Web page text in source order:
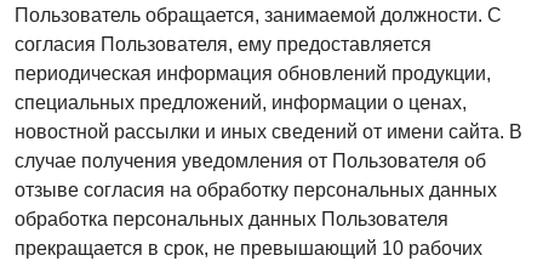
Пользователь обращается, занимаемой должности. С
согласия Пользователя, ему предоставляется
периодическая информация обновлений продукции,
специальных предложений, информации о ценах,
новостной рассылки и иных сведений от имени сайта. В
случае получения уведомления от Пользователя об
отзыве согласия на обработку персональных данных
обработка персональных данных Пользователя
прекращается в срок, не превышающий 10 рабочих